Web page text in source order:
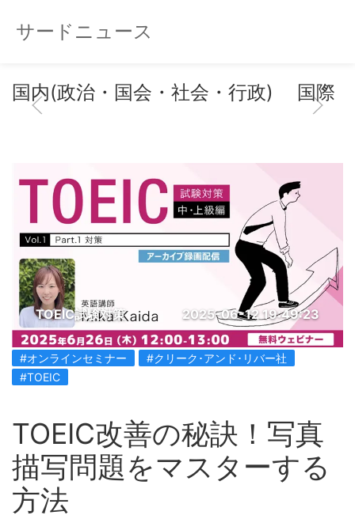
サードニュース
国内(政治・国会・社会・行政) 国際
TOEIC試験対策 2025-06-12 19:49:23
#オンラインセミナー
#クリーク･アンド･リバー社
#TOEIC
TOEIC改善の秘訣！写真
描写問題をマスターする
方法